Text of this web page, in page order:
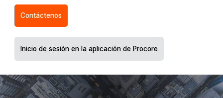
Contáctenos
Inicio de sesión en la aplicación de Procore